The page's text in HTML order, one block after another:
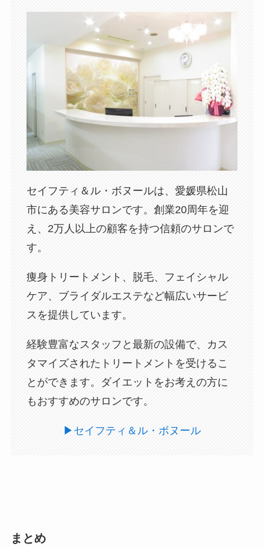
セイフティ＆ル・ボヌールは、愛媛県松山
市にある美容サロンです。創業20周年を迎
え、2万人以上の顧客を持つ信頼のサロンで
す。
痩身トリートメント、脱毛、フェイシャル
ケア、ブライダルエステなど幅広いサービ
スを提供しています。
経験豊富なスタッフと最新の設備で、カス
タマイズされたトリートメントを受けるこ
とができます。ダイエットをお考えの方に
もおすすめのサロンです。
▶︎セイフティ＆ル・ボヌール
まとめ